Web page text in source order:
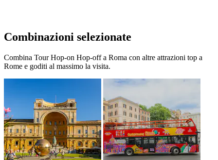
Combinazioni selezionate
Combina Tour Hop-on Hop-off a Roma con altre attrazioni top a
Rome e goditi al massimo la visita.